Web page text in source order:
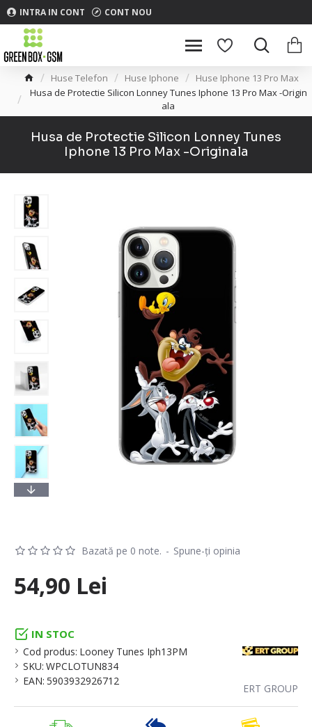
INTRA IN CONT CONT NOU
Huse Telefon Huse Iphone
Huse Iphone 13 Pro Max
Husa de Protectie Silicon Lonney Tunes Iphone 13 Pro Max -Origin
ala
Husa de Protectie Silicon Lonney Tunes
Iphone 13 Pro Max -Originala
IN STOC
Cod produs: Looney Tunes Iph13PM
SKU: WPCLOTUN834
EAN: 5903932926712
ERT GROUP
Bazată pe 0 note. - Spune-ţi opinia
54,90 Lei